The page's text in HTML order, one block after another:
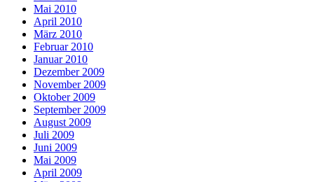
Mai 2010
April 2010
März 2010
Februar 2010
Januar 2010
Dezember 2009
November 2009
Oktober 2009
September 2009
August 2009
Juli 2009
Juni 2009
Mai 2009
April 2009